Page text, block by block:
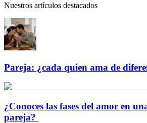
Nuestros artículos destacados
Pareja: ¿cada quien ama de
¿Conoces las fases del amor en
pareja?